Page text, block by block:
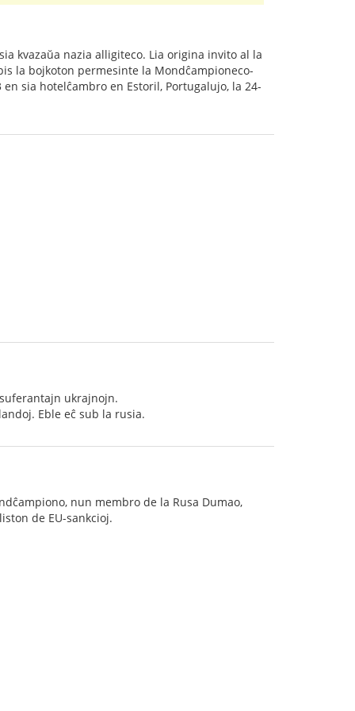
kvazaŭa nazia alligiteco. Lia origina invito al la
la bojkoton permesinte la Mondĉampioneco-
sia hotelĉambro en Estoril, Portugalujo, la 24-
ukrajnojn.
Eble eĉ sub la rusia.
nun membro de la Rusa Dumao,
de EU-sankcioj.